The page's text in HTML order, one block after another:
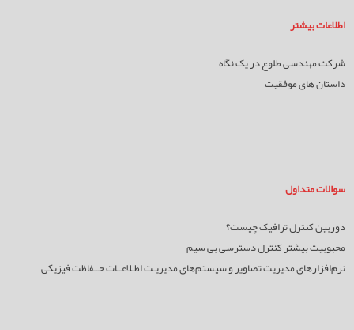
اطلاعات بیشتر
شرکت مهندسی طلوع در یک نگاه
داستان های موفقیت
سوالات متداول
دوربین کنترل ترافیک چیست؟
محبوبیت بیشتر کنترل دسترسی بی سیم
نرم‌افزارهای مدیریت تصاویر و سیستم‌های مدیریـت اطـلاعــات حــفاظت فیزیکی